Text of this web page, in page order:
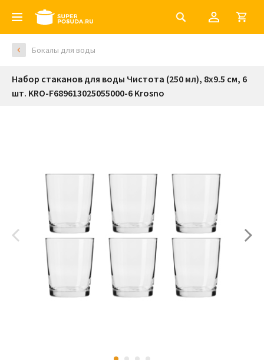
Бокалы для воды
Набор стаканов для воды Чистота (250 мл), 8х9.5 см, 6
шт. KRO-F689613025055000-6 Krosno